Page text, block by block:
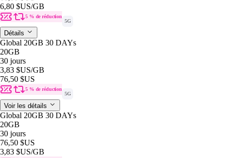
6,80 $US/GB
5 % de réduction
5G
Détails
Global 20GB 30 DAYs
20GB
30 jours
3,83 $US/GB
76,50 $US
5 % de réduction
5G
Voir les détails
Global 20GB 30 DAYs
20GB
30 jours
76,50 $US
3,83 $US/GB